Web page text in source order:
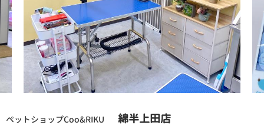
ペットショップCoo&RIKU 綿半上田店